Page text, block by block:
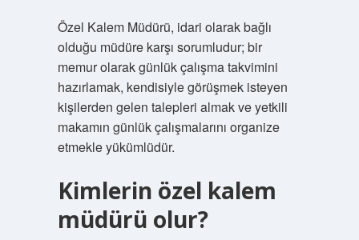
Özel Kalem Müdürü, idari olarak bağlı
olduğu müdüre karşı sorumludur; bir
memur olarak günlük çalışma takvimini
hazırlamak, kendisiyle görüşmek isteyen
kişilerden gelen talepleri almak ve yetkili
makamın günlük çalışmalarını organize
etmekle yükümlüdür.
Kimlerin özel kalem
müdürü olur?